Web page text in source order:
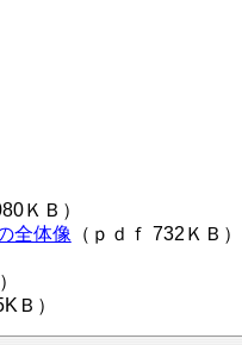
ＫＢ）
全体像 （ｐｄｆ 732ＫＢ）
Ｂ）